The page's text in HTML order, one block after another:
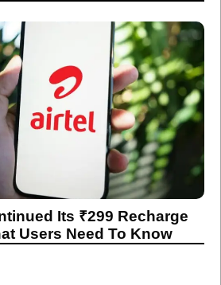
Its ₹299 Recharge
Users Need To Know